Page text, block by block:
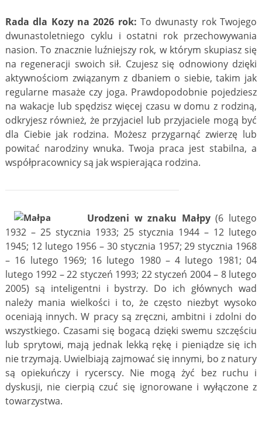
Rada dla Kozy na 2026 rok: To dwunasty rok Twojego
dwunastoletniego cyklu i ostatni rok przechowywania
nasion. To znacznie luźniejszy rok, w którym skupiasz się
na regeneracji swoich sił. Czujesz się odnowiony dzięki
aktywnościom związanym z dbaniem o siebie, takim jak
regularne masaże czy joga. Prawdopodobnie pojedziesz
na wakacje lub spędzisz więcej czasu w domu z rodziną,
odkryjesz również, że przyjaciel lub przyjaciele mogą być
dla Ciebie jak rodzina. Możesz przygarnąć zwierzę lub
powitać narodziny wnuka. Twoja praca jest stabilna, a
współpracownicy są jak wspierająca rodzina.
Urodzeni w znaku Małpy(6 lutego
1932 – 25 stycznia 1933; 25 stycznia 1944 – 12 lutego
1945; 12 lutego 1956 – 30 stycznia 1957; 29 stycznia 1968
– 16 lutego 1969; 16 lutego 1980 – 4 lutego 1981; 04
lutego 1992 – 22 styczeń 1993; 22 styczeń 2004 – 8 lutego
2005) są inteligentni i bystrzy. Do ich głównych wad
należy mania wielkości i to, że często niezbyt wysoko
oceniają innych. W pracy są zręczni, ambitni i zdolni do
wszystkiego. Czasami się bogacą dzięki swemu szczęściu
lub sprytowi, mają jednak lekką rękę i pieniądze się ich
nie trzymają. Uwielbiają zajmować się innymi, bo z natury
są opiekuńczy i rycerscy. Nie mogą żyć bez ruchu i
dyskusji, nie cierpią czuć się ignorowane i wyłączone z
towarzystwa.